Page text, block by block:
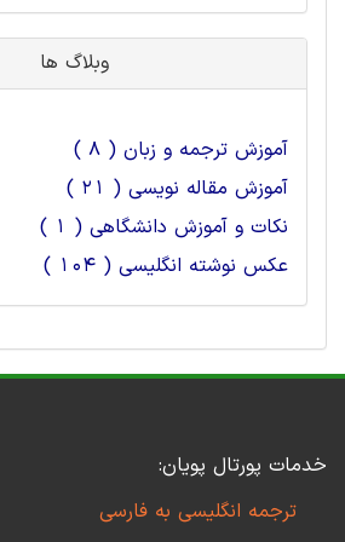
وبلاگ ها
آموزش ترجمه و زبان ( 8 )
آموزش مقاله نویسی ( 21 )
نکات و آموزش دانشگاهی ( 1 )
عکس نوشته انگلیسی ( 104 )
خدمات پورتال پویان:
ترجمه انگلیسی به فارسی